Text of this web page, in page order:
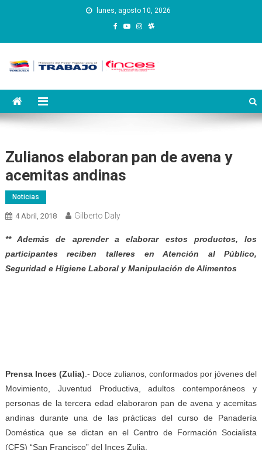
lunes, agosto 10, 2026
Instituto Nacional de
Capacitación y Educación
Zulianos elaboran pan de avena y
acemitas andinas
Noticias
4 Abril, 2018 Gilberto Daly
** Además de aprender a elaborar estos productos, los
participantes reciben talleres en Atención al Público,
Seguridad e Higiene Laboral y Manipulación de Alimentos
Prensa Inces (Zulia) .- Doce zulianos, conformados por jóvenes del
Movimiento, Juventud Productiva, adultos contemporáneos y
personas de la tercera edad elaboraron pan de avena y acemitas
andinas durante una de las prácticas del curso de Panadería
Doméstica que se dictan en el Centro de Formación Socialista
(CFS) “San Francisco” del Inces Zulia.